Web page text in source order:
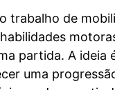
trabalho de
partida. A ideia
uma